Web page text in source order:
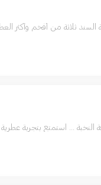
السند ثلاثة من أفخم وأكثر
... استمتع بتجربة عطرية استثنائية مع باقة النخبة، عطرين بحجم 160